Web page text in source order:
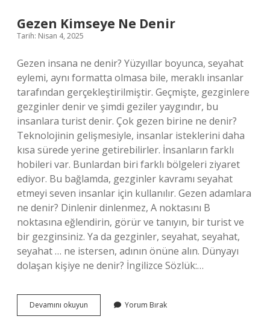
Gezen Kimseye Ne Denir
Tarih: Nisan 4, 2025
Gezen insana ne denir? Yüzyıllar boyunca, seyahat
eylemi, aynı formatta olmasa bile, meraklı insanlar
tarafından gerçekleştirilmiştir. Geçmişte, gezginlere
gezginler denir ve şimdi geziler yaygındır, bu
insanlara turist denir. Çok gezen birine ne denir?
Teknolojinin gelişmesiyle, insanlar isteklerini daha
kısa sürede yerine getirebilirler. İnsanların farklı
hobileri var. Bunlardan biri farklı bölgeleri ziyaret
ediyor. Bu bağlamda, gezginler kavramı seyahat
etmeyi seven insanlar için kullanılır. Gezen adamlara
ne denir? Dinlenir dinlenmez, A noktasını B
noktasına eğlendirin, görür ve tanıyın, bir turist ve
bir gezginsiniz. Ya da gezginler, seyahat, seyahat,
seyahat … ne istersen, adının önüne alın. Dünyayı
dolaşan kişiye ne denir? İngilizce Sözlük:…
Devamını okuyun
Kimseye
Yorum Bırak